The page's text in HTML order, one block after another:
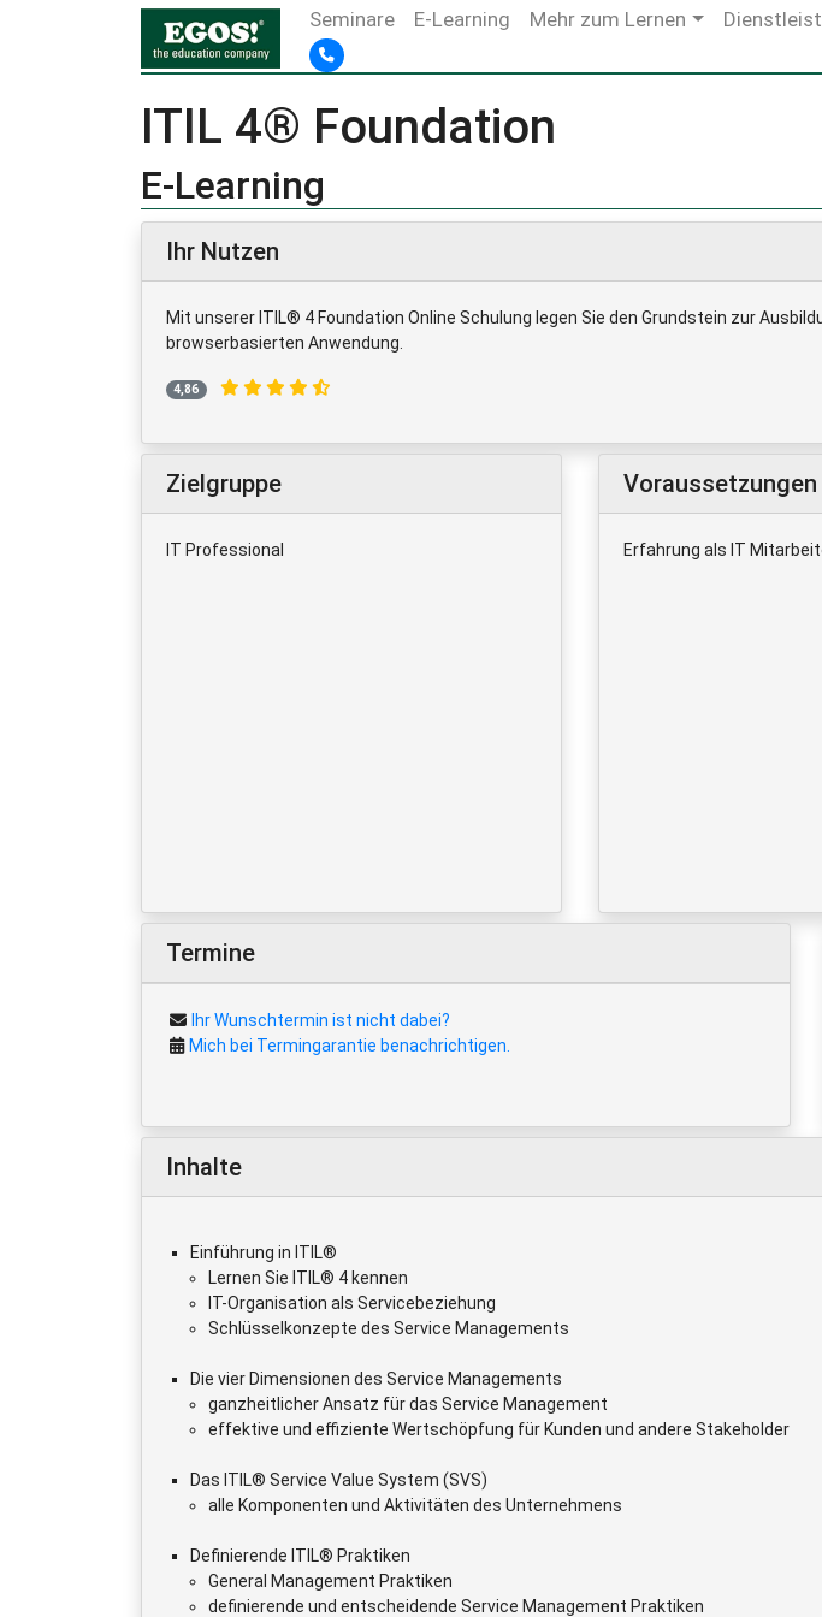
Seminare E-Learning Mehr zum Lernen
ITIL 4® Foundation
E-Learning
Ihr Nutzen
Mit unserer ITIL® 4 Foundation Online Schulung legen Sie den Grundstein zur
browserbasierten Anwendung.
4,86
Zielgruppe
IT Professional
Voraussetzungen
Erfahrung als IT
Termine
Ihr Wunschtermin ist nicht dabei?
Mich bei Termingarantie benachrichtigen.
Inhalte
Einführung in ITIL®
Lernen Sie ITIL® 4 kennen
IT-Organisation als Servicebeziehung
Schlüsselkonzepte des Service Managements
Die vier Dimensionen des Service Managements
ganzheitlicher Ansatz für das Service Management
effektive und effiziente Wertschöpfung für Kunden und andere Stakeholder
Das ITIL® Service Value System (SVS)
alle Komponenten und Aktivitäten des Unternehmens
Definierende ITIL® Praktiken
General Management Praktiken
definierende und entscheidende Service Management Praktiken